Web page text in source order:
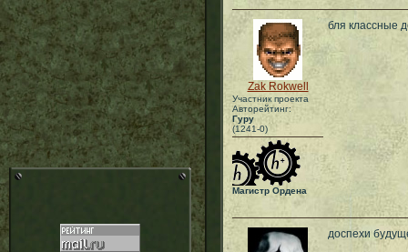
Zak Rokwell
Участник проекта
Авторейтинг:
Гуру
(1241-0)
Магистр Ордена
бля классные
доспехи